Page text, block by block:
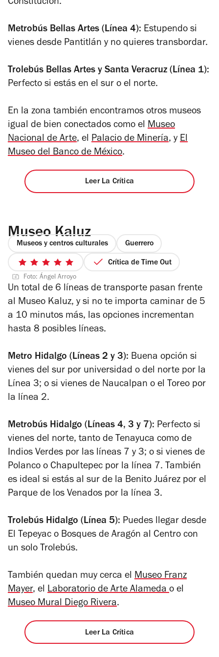
Constitución.
Metrobús Bellas Artes (Línea 4): Estupendo si
vienes desde Pantitlán y no quieres transbordar.
Trolebús Bellas Artes y Santa Veracruz (Línea 1):
Perfecto si estás en el sur o el norte.
En la zona también encontramos otros museos
igual de bien conectados como el Museo
Nacional de Arte, el Palacio de Minería, y El
Museo del Banco de México.
Leer La Crítica
Museo Kaluz
Museos y centros culturales Guerrero
5
de
5
estrellas
Crítica de Time Out
Foto: Ángel Arroyo
Un total de 6 líneas de transporte pasan frente
al Museo Kaluz, y si no te importa caminar de 5
a 10 minutos más, las opciones incrementan
hasta 8 posibles líneas.
Metro Hidalgo (Líneas 2 y 3): Buena opción si
vienes del sur por universidad o del norte por la
Línea 3; o si vienes de Naucalpan o el Toreo por
la línea 2.
Metrobús Hidalgo (Líneas 4, 3 y 7): Perfecto si
vienes del norte, tanto de Tenayuca como de
Indios Verdes por las líneas 7 y 3; o si vienes de
Polanco o Chapultepec por la línea 7. También
es ideal si estás al sur de la Benito Juárez por el
Parque de los Venados por la línea 3.
Trolebús Hidalgo (Línea 5): Puedes llegar desde
El Tepeyac o Bosques de Aragón al Centro con
un solo Trolebús.
También quedan muy cerca el Museo Franz
Mayer, el Laboratorio de Arte Alamedao el
Museo Mural Diego Rivera.
Leer La Crítica